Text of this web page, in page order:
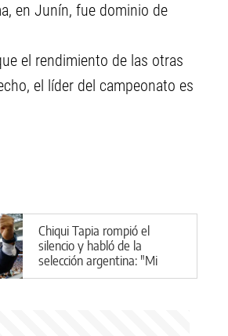
en Junín, fue dominio de
el rendimiento de las otras
el líder del campeonato es
Chiqui Tapia rompió el
silencio y habló de la
selección argentina: "Mi
plan A, B y C es Scaloni"